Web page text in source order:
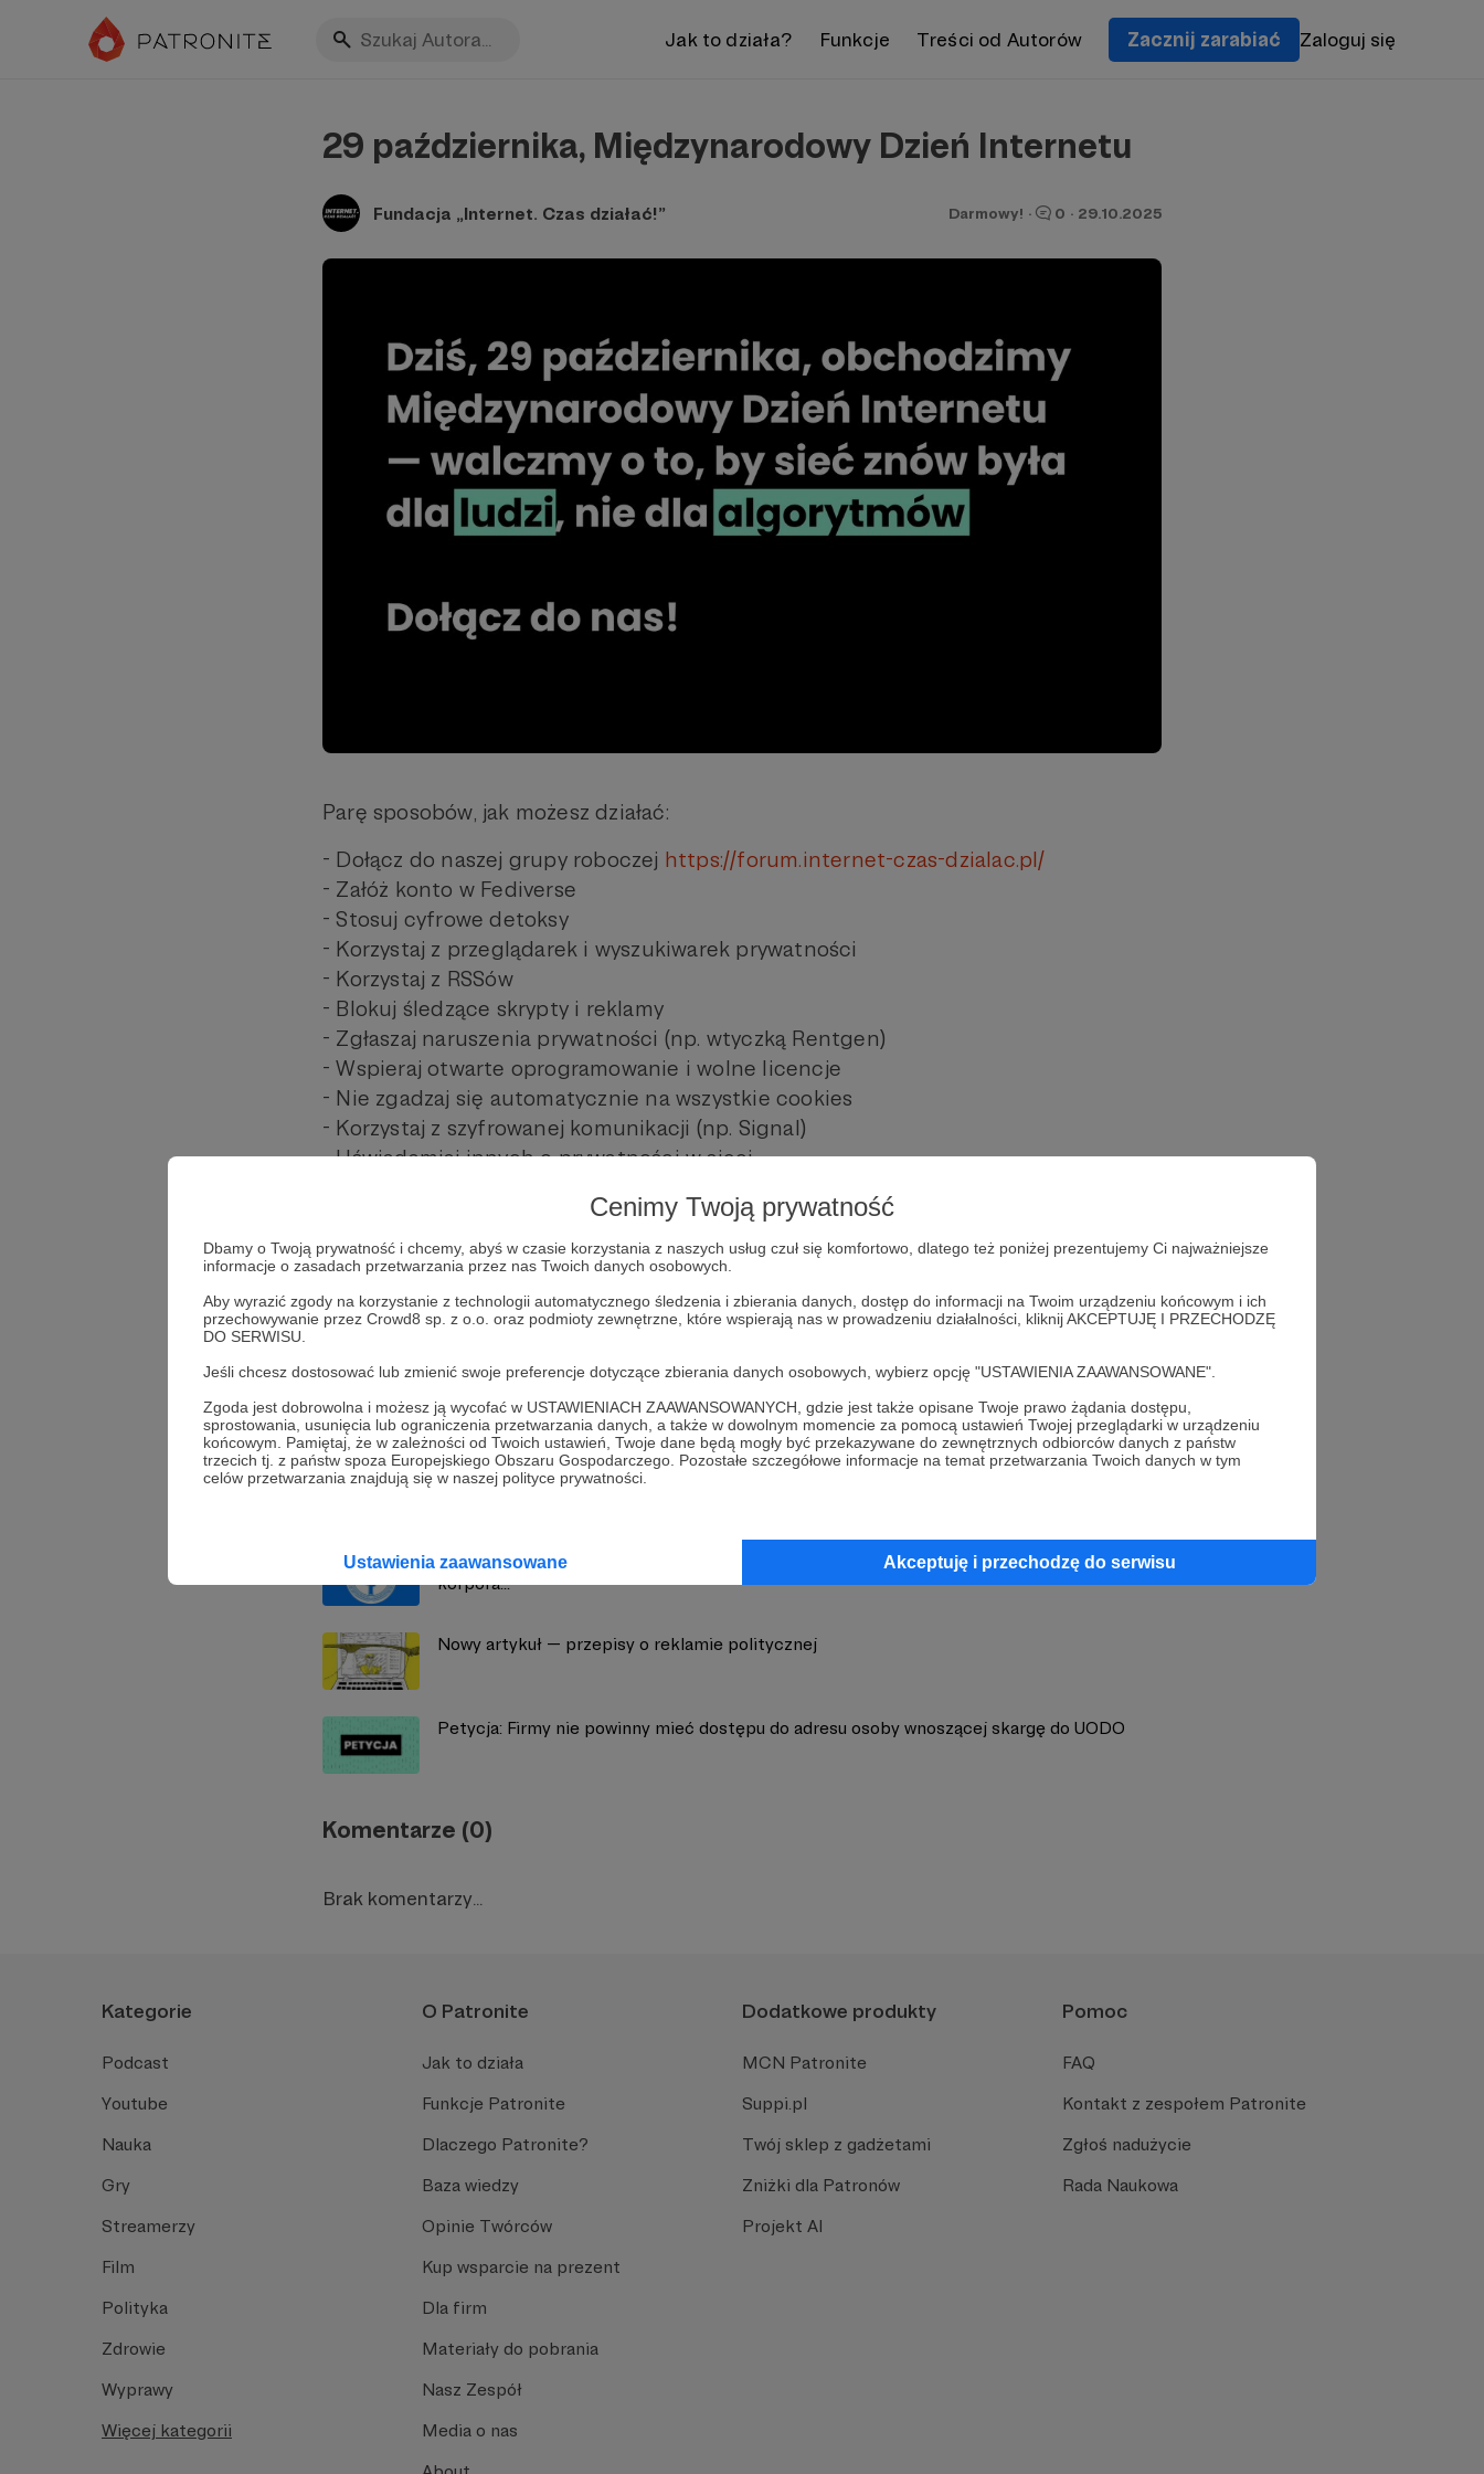
Cenimy Twoją prywatność
Dbamy o Twoją prywatność i chcemy, abyś w czasie korzystania z naszych usług czuł się komfortowo, dlatego też poniżej prezentujemy Ci najważniejsze
informacje o zasadach przetwarzania przez nas Twoich danych osobowych.
Aby wyrazić zgody na korzystanie z technologii automatycznego śledzenia i zbierania danych, dostęp do informacji na Twoim urządzeniu końcowym i ich
przechowywanie przez Crowd8 sp. z o.o. oraz podmioty zewnętrzne, które wspierają nas w prowadzeniu działalności, kliknij AKCEPTUJĘ I PRZECHODZĘ
DO SERWISU.
Jeśli chcesz dostosować lub zmienić swoje preferencje dotyczące zbierania danych osobowych, wybierz opcję "USTAWIENIA ZAAWANSOWANE".
Zgoda jest dobrowolna i możesz ją wycofać w USTAWIENIACH ZAAWANSOWANYCH, gdzie jest także opisane Twoje prawo żądania dostępu,
sprostowania, usunięcia lub ograniczenia przetwarzania danych, a także w dowolnym momencie za pomocą ustawień Twojej przeglądarki w urządzeniu
końcowym. Pamiętaj, że w zależności od Twoich ustawień, Twoje dane będą mogły być przekazywane do zewnętrznych odbiorców danych z państw
trzecich tj. z państw spoza Europejskiego Obszaru Gospodarczego. Pozostałe szczegółowe informacje na temat przetwarzania Twoich danych w tym
celów przetwarzania znajdują się w naszej polityce prywatności.
Ustawienia zaawansowane Akceptuję i przechodzę do serwisu
Jak to działa? Funkcje Treści od Autorów Zacznij zarabiać Zaloguj się
29 października, Międzynarodowy Dzień Internetu
Fundacja „Internet. Czas działać!” Darmowy! · 0 · 29.10.2025
Parę sposobów, jak możesz działać:
- Dołącz do naszej grupy roboczej https://forum.internet-czas-dzialac.pl/
- Załóż konto w Fediverse
- Stosuj cyfrowe detoksy
- Korzystaj z przeglądarek i wyszukiwarek prywatności
- Korzystaj z RSSów
- Blokuj śledzące skrypty i reklamy
- Zgłaszaj naruszenia prywatności (np. wtyczką Rentgen)
- Wspieraj otwarte oprogramowanie i wolne licencje
- Nie zgadzaj się automatycznie na wszystkie cookies
- Korzystaj z szyfrowanej komunikacji (np. Signal)
- Uświadamiaj innych o prywatności w sieci
- Wspieraj niezależne źródła informacji i archiwizuj je (np. webarchive)
Udostępnij
Fundacja „Internet. Czas działać!” Zobacz profil autora
Zobacz również
[Petycja] Lasy Facebookowe - Instytucje publiczne nie powinny napędzać klientów
korpora...
Nowy artykuł — przepisy o reklamie politycznej
Petycja: Firmy nie powinny mieć dostępu do adresu osoby wnoszącej skargę do UODO
Komentarze (0)
Brak komentarzy...
Kategorie
Podcast
Youtube
Nauka
Gry
Streamerzy
Film
Polityka
Zdrowie
Wyprawy
Więcej kategorii
O Patronite
Jak to działa
Funkcje Patronite
Dlaczego Patronite?
Baza wiedzy
Opinie Twórców
Kup wsparcie na prezent
Dla firm
Materiały do pobrania
Nasz Zespół
Media o nas
Dodatkowe produkty
MCN Patronite
Suppi.pl
Twój sklep z gadżetami
Zniżki dla Patronów
Projekt AI
Pomoc
FAQ
Kontakt z zespołem Patronite
Zgłoś nadużycie
Rada Naukowa